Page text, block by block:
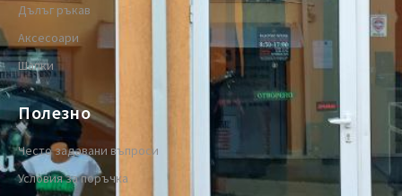
Дълъг ръкав
Аксесоари
Шапки
Полезно
Често задавани въпроси
Условия за поръчка